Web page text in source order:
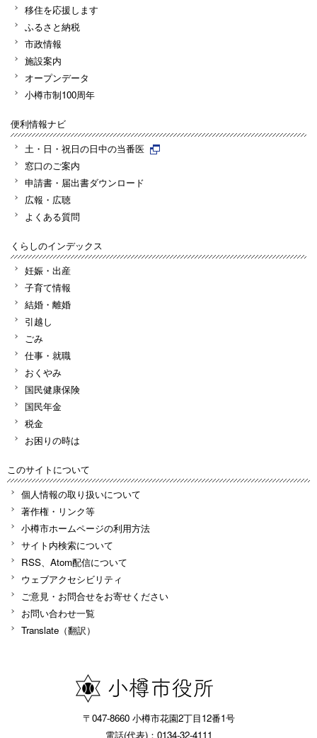
移住を応援します
ふるさと納税
市政情報
施設案内
オープンデータ
小樽市制100周年
便利情報ナビ
土・日・祝日の日中の当番医
窓口のご案内
申請書・届出書ダウンロード
広報・広聴
よくある質問
くらしのインデックス
妊娠・出産
子育て情報
結婚・離婚
引越し
ごみ
仕事・就職
おくやみ
国民健康保険
国民年金
税金
お困りの時は
このサイトについて
個人情報の取り扱いについて
著作権・リンク等
小樽市ホームページの利用方法
サイト内検索について
RSS、Atom配信について
ウェブアクセシビリティ
ご意見・お問合せをお寄せください
お問い合わせ一覧
Translate（翻訳）
〒047-8660 小樽市花園2丁目12番1号
電話(代表)：0134-32-4111